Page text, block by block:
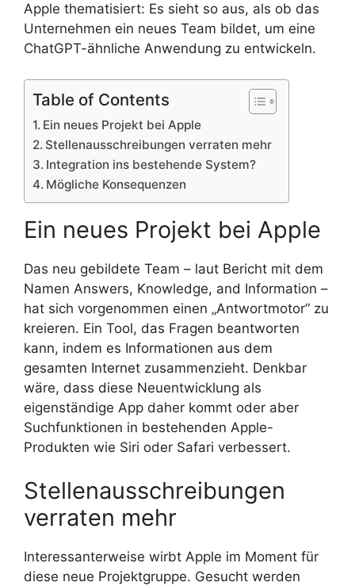
Apple thematisiert: Es sieht so aus, als ob das
Unternehmen ein neues Team bildet, um eine
ChatGPT-ähnliche Anwendung zu entwickeln.
Table of Contents
Ein neues Projekt bei Apple
Stellenausschreibungen verraten mehr
Integration ins bestehende System?
Mögliche Konsequenzen
Ein neues Projekt bei Apple
Das neu gebildete Team – laut Bericht mit dem
Namen Answers, Knowledge, and Information –
hat sich vorgenommen einen „Antwortmotor“ zu
kreieren. Ein Tool, das Fragen beantworten
kann, indem es Informationen aus dem
gesamten Internet zusammenzieht. Denkbar
wäre, dass diese Neuentwicklung als
eigenständige App daher kommt oder aber
Suchfunktionen in bestehenden Apple-
Produkten wie Siri oder Safari verbessert.
Stellenausschreibungen
verraten mehr
Interessanterweise wirbt Apple im Moment für
diese neue Projektgruppe. Gesucht werden